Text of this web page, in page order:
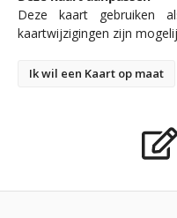
Deze kaart gebruiken
kaartwijzigingen zijn
Ik wil een Kaart op maat